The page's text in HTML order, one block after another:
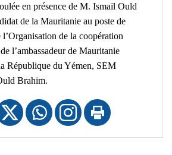
en présence de M. Ismaïl Ould
de la Mauritanie au poste de
l’Organisation de la coopération
l’ambassadeur de Mauritanie
République du Yémen, SEM
Brahim.